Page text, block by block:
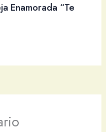
Enamorada “Te